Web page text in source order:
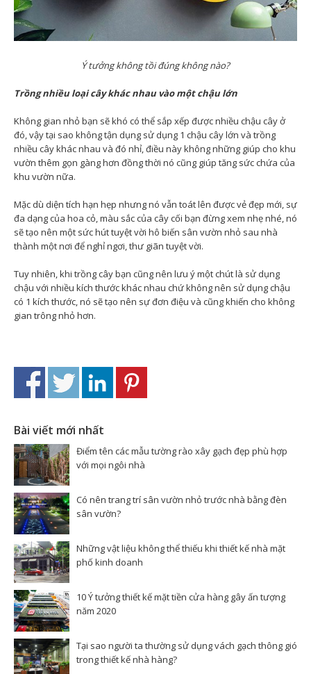
Ý tưởng không tồi đúng không nào?
Trồng nhiều loại cây khác nhau vào một chậu lớn
Không gian nhỏ bạn sẽ khó có thể sắp xếp được nhiều chậu cây ở
đó, vậy tại sao không tận dụng sử dụng 1 chậu cây lớn và trồng
nhiều cây khác nhau và đó nhỉ, điều này không những giúp cho khu
vườn thêm gọn gàng hơn đồng thời nó cũng giúp tăng sức chứa của
khu vườn nữa.
Mặc dù diện tích hạn hẹp nhưng nó vẫn toát lên được vẻ đẹp mới, sự
đa dạng của hoa cỏ, màu sắc của cây cối bạn đừng xem nhẹ nhé, nó
sẽ tạo nên một sức hút tuyệt vời hô biến sân vườn nhỏ sau nhà
thành một nơi để nghỉ ngơi, thư giãn tuyệt vời.
Tuy nhiên, khi trồng cây bạn cũng nên lưu ý một chút là sử dụng
chậu với nhiều kích thước khác nhau chứ không nên sử dụng chậu
có 1 kích thước, nó sẽ tạo nên sự đơn điệu và cũng khiến cho không
gian trông nhỏ hơn.
Bài viết mới nhất
Điểm tên các mẫu tường rào xây gạch đẹp phù hợp
với mọi ngôi nhà
Có nên trang trí sân vườn nhỏ trước nhà bằng đèn
sân vườn?
Những vật liệu không thể thiếu khi thiết kế nhà mặt
phố kinh doanh
10 Ý tưởng thiết kế mặt tiền cửa hàng gây ấn tượng
năm 2020
Tại sao người ta thường sử dụng vách gạch thông gió
trong thiết kế nhà hàng?